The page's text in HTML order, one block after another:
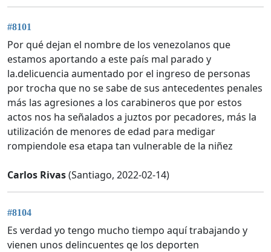
#8101
Por qué dejan el nombre de los venezolanos que
estamos aportando a este país mal parado y
la.delicuencia aumentado por el ingreso de personas
por trocha que no se sabe de sus antecedentes penales
más las agresiones a los carabineros que por estos
actos nos ha señalados a juztos por pecadores, más la
utilización de menores de edad para medigar
rompiendole esa etapa tan vulnerable de la niñez
Carlos Rivas(Santiago, 2022-02-14)
#8104
Es verdad yo tengo mucho tiempo aquí trabajando y
vienen unos delincuentes qe los deporten